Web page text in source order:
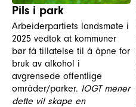
Pils i park
Arbeiderpartiets landsmøte i
2025 vedtok at kommuner
bør få tillatelse til å åpne for
bruk av alkohol i
avgrensede offentlige
områder/parker. IOGT mener
dette vil skape en